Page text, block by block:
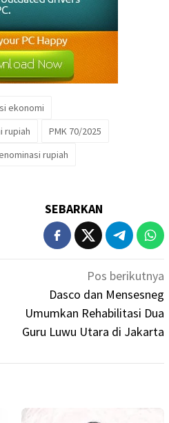
ekonomi
rupiah
PMK 70/2025
rupiah
SEBARKAN
Pos berikutnya
Dasco dan Mensesneg
Umumkan Rehabilitasi Dua
Guru Luwu Utara di Jakarta